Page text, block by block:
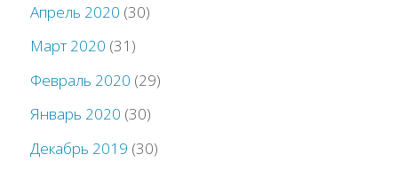
Апрель 2020 (30)
Март 2020 (31)
Февраль 2020 (29)
Январь 2020 (30)
Декабрь 2019 (30)